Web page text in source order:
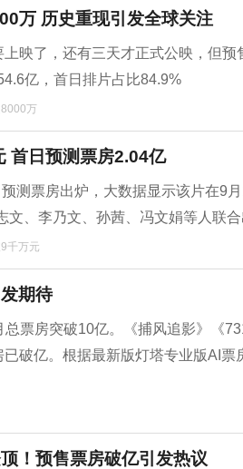
万 历史重现引发全球关注
映了，还有三天才正式公映，但
亿，首日排片占比84.9%
万
首日预测票房2.04亿
测票房出炉，大数据显示该片在9
文、李乃文、孙茜、冯文娟等人联
千万元
期待
票房突破10亿。《捕风追影》《
已破亿。根据最新版灯塔专业版AI
！预售票房破亿引发热议